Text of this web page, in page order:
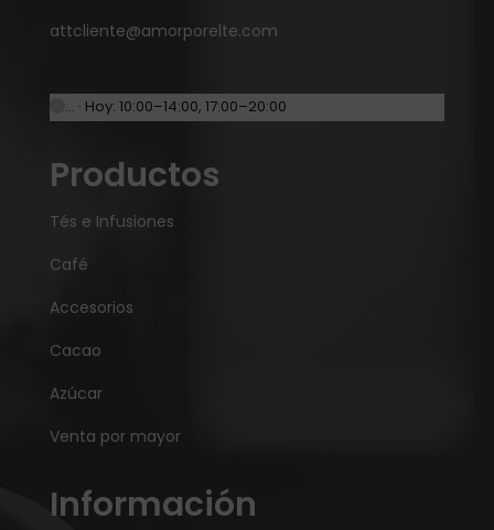
attcliente@amorporelte.com
… · Hoy: 10:00–14:00, 17:00–20:00
Productos
Tés e Infusiones
Café
Accesorios
Cacao
Azúcar
Venta por mayor
Información